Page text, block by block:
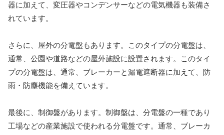
器に加えて、変圧器やコンデンサーなどの電気機器も装備さ
れています。
さらに、屋外の分電盤もあります。このタイプの分電盤は、
通常、公園や道路などの屋外施設に設置されます。このタイ
プの分電盤は、通常、ブレーカーと漏電遮断器に加えて、防
雨・防塵機能を備えています。
最後に、制御盤があります。制御盤は、分電盤の一種であり
工場などの産業施設で使われる分電盤です。通常、ブレーカ